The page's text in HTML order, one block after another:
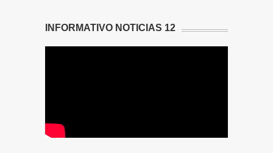
INFORMATIVO NOTICIAS 12